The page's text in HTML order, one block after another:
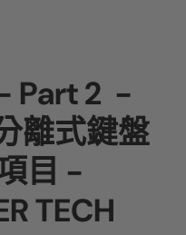
Part 2 -
離式鍵盤
目 -
TECH